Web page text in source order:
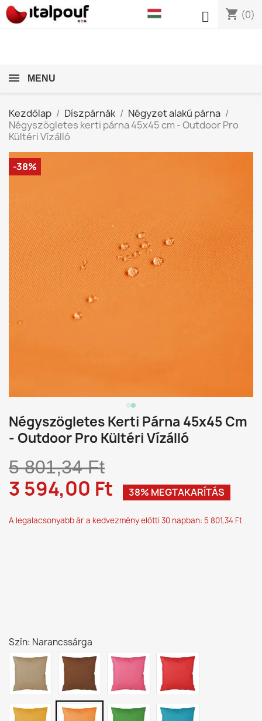
shopping_cart (0)

MENU
Kezdőlap Díszpárnák
Négyzet alakú párna
Négyszögletes kerti párna 45x45 cm - Outdoor Pro
Kültéri Vízálló
-38%
Négyszögletes Kerti Párna 45x45 Cm
- Outdoor Pro Kültéri Vízálló
5 801,34 Ft
3 594,00 Ft 38% MEGTAKARÍTÁS
A legalacsonyabb ár a kedvezmény előtti 30 napban: 5 801,34 Ft
Szín: Narancssárga